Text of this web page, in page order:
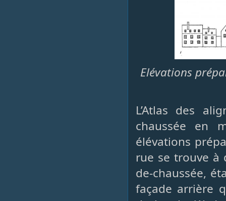
Elévations
L’Atlas des
chaussée en
élévations
rue se trouve à
de-chaussée,
façade arrière